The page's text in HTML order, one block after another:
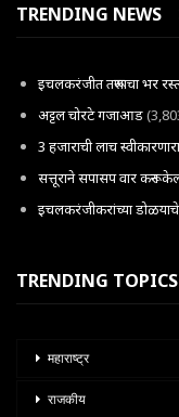
TRENDING NEWS
इचलकरंजीत तरूणाचा भर
अट्टल चोरटे गजाआड
3 हजाराची लाच
सत्तूराने सपासप वार करून
इचलकरंजीकरांच्या
TRENDING TOPICS
महाराष्ट्र
राजकीय